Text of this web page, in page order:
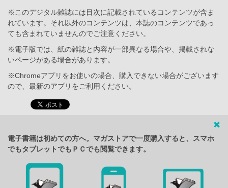
※このデジタル雑誌には目次に記載されているコンテンツが含ま
れています。それ以外のコンテンツは、本誌のコンテンツであっ
ても含まれていませんのでご注意ください。
※電子版では、紙の雑誌と内容が一部異なる場合や、掲載されな
いページがある場合があります。
※Chromeアプリをお使いの場合、購入できない場合がございます
ので、最新のアプリをご利用ください。
電子書籍は初めての方へ。マガストアで一度購入すると、スマホ
でもタブレットでもＰＣでも閲覧できます。